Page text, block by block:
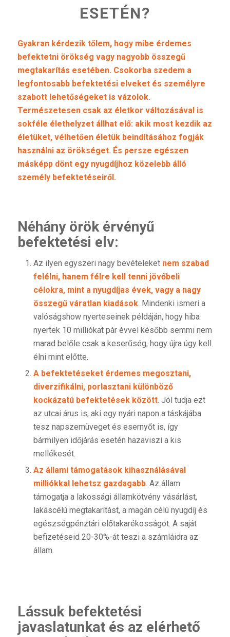
ESETÉN?
Gyakran kérdezik tőlem, hogy mibe érdemes
befektetni örökség vagy nagyobb összegű
megtakarítás esetében. Csokorba szedem a
legfontosabb befektetési elveket és személyre
szabott lehetőségeket is vázolok.
Természetesen csak az életkor változásával is
sokféle élethelyzet állhat elő: akik most kezdik az
életüket, vélhetően életük beindításához fogják
használni az örökséget. És persze egészen
másképp dönt egy nyugdíjhoz közelebb álló
személy befektetéseiről.
Néhány örök érvényű
befektetési elv:
Az ilyen egyszeri nagy bevételeketnem szabad
felélni, hanem félre kell tenni jövőbeli
célokra, mint a nyugdíjas évek, vagy a nagy
összegű váratlan kiadások. Mindenki ismeri a
valóságshow nyerteseinek példáján, hogy hiba
nyertek 10 milliókat pár évvel később semmi nem
marad belőle csak a keserűség, hogy újra úgy kell
élni mint előtte.
A befektetéseket érdemes megosztani,
diverzifikálni, porlasztani különböző
kockázatú befektetések között. Jól tudja ezt
az utcai árus is, aki egy nyári napon a táskájába
tesz napszemüveget és esernyőt is, így
bármilyen időjárás esetén hazaviszi a kis
mellékesét.
Az állami támogatások kihasználásával
milliókkal lehetsz gazdagabb. Az állam
támogatja a lakossági államkötvény vásárlást,
lakáscélú megtakarítást, a magán célú nyugdíj és
egészségpénztári előtakarékosságot. A saját
befizetéseid 20-30%-át teszi a számláidra az
állam.
Lássuk befektetési
javaslatunkat és az elérhető